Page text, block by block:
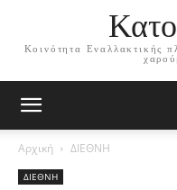
Κοινότητα Εναλλακτικής
Αρχική ΔΙΕΘΝΗ
ΔΙΕΘΝΗ